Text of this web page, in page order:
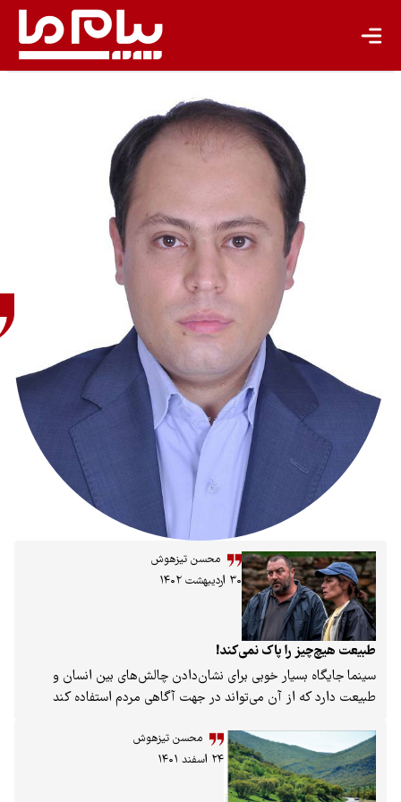
تیزهوش
محسن تیزهوش
۳۰ اردیبهشت ۱۴۰۲
را پاک نمی‌­کند!
خوبی برای نشان‌دادن چالش‌­های بین انسان و
از آن می‌­تواند در جهت آگاهی مردم استفاده کند
محسن تیزهوش
۲۴ اسفند ۱۴۰۱